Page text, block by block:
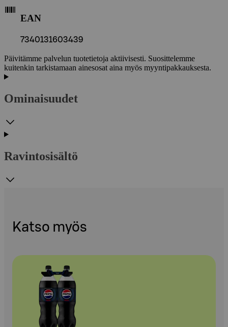
EAN
7340131603439
Päivitämme palvelun tuotetietoja aktiivisesti. Suosittelemme
kuitenkin tarkistamaan ainesosat aina myös myyntipakkauksesta.
Ominaisuudet
Ravintosisältö
Katso myös